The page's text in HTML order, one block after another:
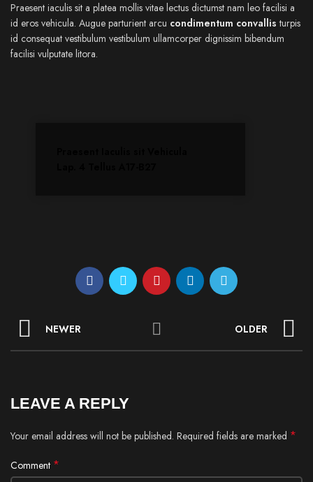
Praesent iaculis sit a platea mollis vitae lectus dictumst nam leo facilisi a
id eros vehicula. Augue parturient arcu condimentum convallis turpis
id consequat vestibulum vestibulum ullamcorper dignissim bibendum
facilisi vulputate litora.
NEWER OLDER
LEAVE A REPLY
Your email address will not be published. Required fields are marked *
Comment *